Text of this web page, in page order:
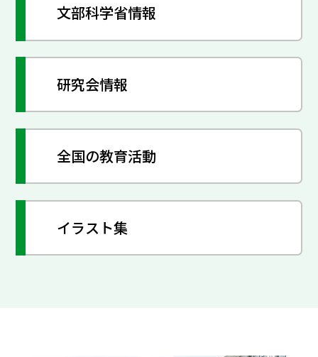
文部科学省情報
研究会情報
全国の教育活動
イラスト集